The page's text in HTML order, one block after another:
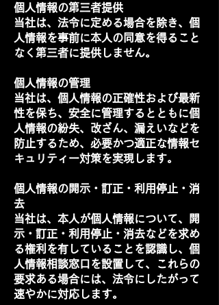
個人情報の第三者提供
当社は、法令に定める場合を除き、個
人情報を事前に本人の同意を得ること
なく第三者に提供しません。
個人情報の管理
当社は、個人情報の正確性および最新
性を保ち、安全に管理するとともに個
人情報の紛失、改ざん、漏えいなどを
防止するため、必要かつ適正な情報セ
キュリティー対策を実現します。
個人情報の開示・訂正・利用停止・消
去
当社は、本人が個人情報について、開
示・訂正・利用停止・消去などを求め
る権利を有していることを認識し、個
人情報相談窓口を設置して、これらの
要求ある場合には、法令にしたがって
速やかに対応します。